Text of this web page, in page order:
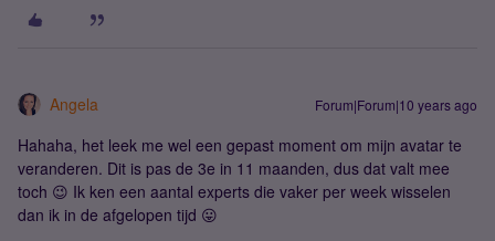
Angela Forum|Forum|10 years ago
Hahaha, het leek me wel een gepast moment om mijn avatar te
veranderen. Dit is pas de 3e in 11 maanden, dus dat valt mee
toch 😉 Ik ken een aantal experts die vaker per week wisselen
dan ik in de afgelopen tijd 😛